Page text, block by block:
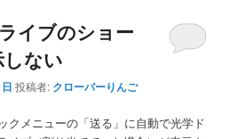
イブのショー
しない
投稿者: クローバーりんご
クメニューの「送る」に自動で光学ド